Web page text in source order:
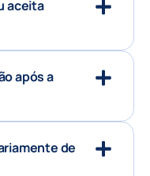
aceita
após a
de